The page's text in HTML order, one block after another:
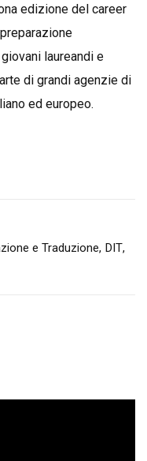
edizione del career
laureandi e
di grandi agenzie di
ed europeo.
e Traduzione DIT